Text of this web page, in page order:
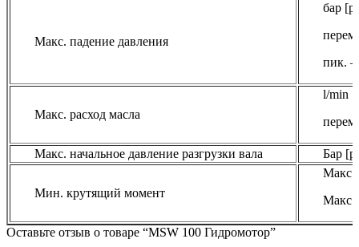
Макс. падение давления
бар
пик. –
Макс. расход масла
l/min
Макс. начальное давление разгрузки вала Бар
Мин. крутящий момент
Макс
Макс
Оставьте отзыв о товаре “MSW 100 Гидромотор”